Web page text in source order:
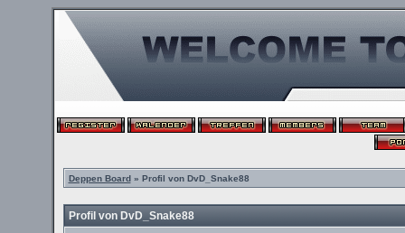
Deppen Board» Profil von DvD_Snake88
Profil von DvD_Snake88